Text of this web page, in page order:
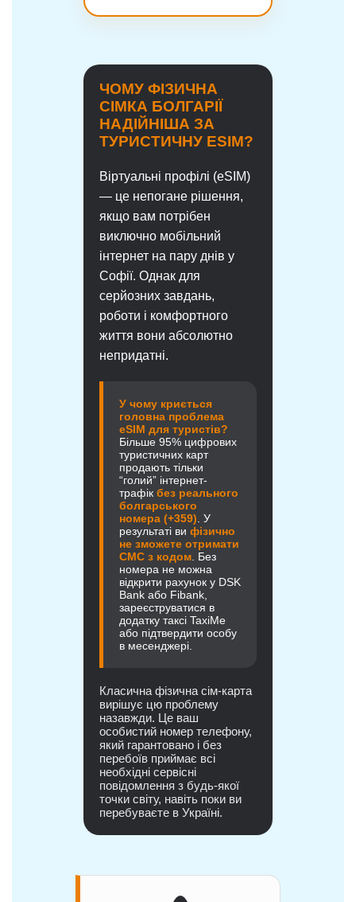
ЧОМУ ФІЗИЧНА
СІМКА БОЛГАРІЇ
НАДІЙНІША ЗА
ТУРИСТИЧНУ ESIM?
Віртуальні профілі (eSIM)
— це непогане рішення,
якщо вам потрібен
виключно мобільний
інтернет на пару днів у
Софії. Однак для
серйозних завдань,
роботи і комфортного
життя вони абсолютно
непридатні.
У чому криється
головна проблема
eSIM для туристів?
Більше 95% цифрових
туристичних карт
продають тільки
“голий” інтернет-
трафік без реального
болгарського
номера (+359) . У
результаті ви фізично
не зможете отримати
СМС з кодом . Без
номера не можна
відкрити рахунок у DSK
Bank або Fibank,
зареєструватися в
додатку таксі TaxiMe
або підтвердити особу
в месенджері.
Класична фізична сім-карта
вирішує цю проблему
назавжди. Це ваш
особистий номер телефону,
який гарантовано і без
перебоїв приймає всі
необхідні сервісні
повідомлення з будь-якої
точки світу, навіть поки ви
перебуваєте в Україні.